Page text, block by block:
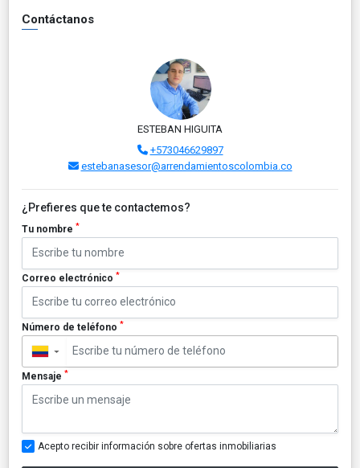
Contáctanos
ESTEBAN HIGUITA
+573046629897
estebanasesor@arrendamientoscolombia.co
¿Prefieres que te contactemos?
Tu nombre *
Correo electrónico *
Número de teléfono *
▼
Mensaje *
Acepto recibir información sobre ofertas inmobiliarias